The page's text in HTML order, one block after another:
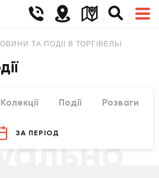
ТА ПОДІЇ В ТОРГІВЕЛЬНО-
Колекції Події Розваги
ЗА ПЕРІОД